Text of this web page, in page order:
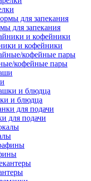
для запекания
и кофейники
кофейные пары
и блюдца
для подачи